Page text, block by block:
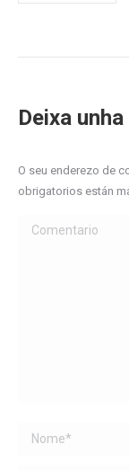
Deixa
O seu enderezo de
obrigatorios están
Comentario
Name *